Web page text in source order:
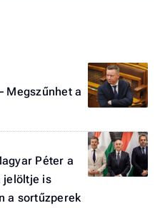
Megszűnhet a
Péter a
jelöltje is
a sortűzperek